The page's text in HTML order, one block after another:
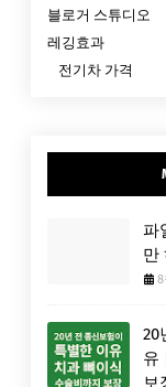
블로거 스튜디오
레깅효과
전기차 가격
파
만
8
20
유
보